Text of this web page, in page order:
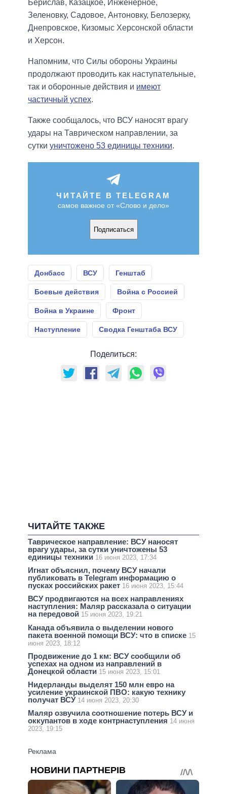
Берислав, Казацкое, Инженерное,
Зеленовку, Садовое, Антоновку, Белозерку,
Днепровское, Кизомыс Херсонской области
и Херсон.
Напомним, что Силы обороны Украины
продолжают проводить как наступательные,
так и оборонные действия и имеют
частичный успех.
Также сообщалось, что ВСУ наносят врагу
удары на Таврическом направлении, за
сутки уничтожено 53 единицы техники.
ЧИТАЙТЕ В TELEGRAM
самое важное от «Слово и дело»
Подписаться
Донбасс ВСУ Генштаб
Боевые действия Война с Россией
Война в Украине Фронт
Наступление Сводка Генштаба ВСУ
Поделиться:
ЧИТАЙТЕ ТАКЖЕ
Таврическое направление: ВСУ наносят
врагу удары, за сутки уничтожены 53
единицы техники 16 июня 2023, 17:34
Игнат объяснил, почему ВСУ начали
публиковать в Telegram информацию о
пусках российских ракет 16 июня 2023, 15:44
ВСУ продвигаются на всех направлениях
наступления: Маляр рассказала о ситуации
на передовой 15 июня 2023, 19:21
Канада объявила о выделении нового
пакета военной помощи ВСУ: что в списке 15
июня 2023, 18:12
Продвижение до 1 км: ВСУ сообщили об
успехах на одном из направлений в
Донецкой области 15 июня 2023, 15:01
Нидерланды выделят 150 млн евро на
усиление украинской ПВО: какую технику
получат ВСУ 14 июня 2023, 20:30
Маляр озвучила соотношение потерь ВСУ и
оккупантов в ходе контрнаступления 14 июня
2023, 19:15